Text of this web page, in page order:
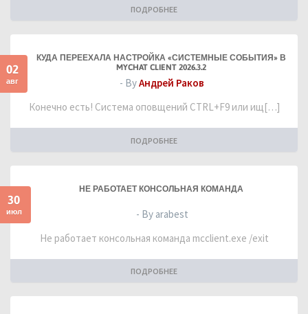
ПОДРОБНЕЕ
02
авг
КУДА ПЕРЕЕХАЛА НАСТРОЙКА «СИСТЕМНЫЕ СОБЫТИЯ» В
MYCHAT CLIENT 2026.3.2
- ByАндрей Раков
Конечно есть! Система оповщений CTRL+F9 или ищ[…]
ПОДРОБНЕЕ
30
июл
НЕ РАБОТАЕТ КОНСОЛЬНАЯ КОМАНДА
- By arabest
Не работает консольная команда mcclient.exe /exit
ПОДРОБНЕЕ